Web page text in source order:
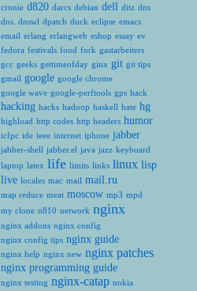
cronie d820 darcs debian dell ditz dns
dns. dnswl dpatch duck eclipse emacs
email erlang erlangweb eshop essay ev
fedora festivals food fork gastarbeiters
gcc geeks gettimeofday ginx git git tips
gmail google google chrome
google wave google-perftools gps hack
hacking hacks hadoop haskell hate hg
highload http codes http headers humor
icfpc ide ieee internet iphone jabber
jabber-shell jabber.el java jazz keyboard
laptop latex life limits links linux lisp
live locales mac mail mail.ru
map reduce meat moscow mp3 mpd
my clone n810 network nginx
nginx addons nginx config
nginx config tips nginx guide
nginx help nginx new nginx patches
nginx programming guide
nginx testing nginx-catap nokia